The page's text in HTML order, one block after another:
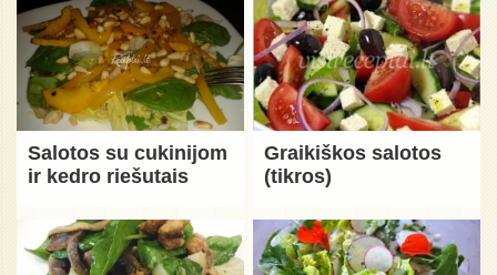
Salotos su cukinijom
ir kedro riešutais
Graikiškos salotos
(tikros)